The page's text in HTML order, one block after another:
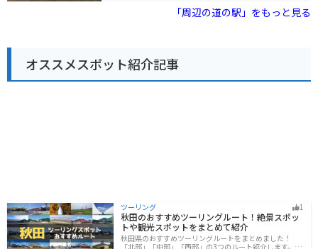
理を楽しむことができます。
痛や筋肉痛、関節痛などに効果があると言われていま
す。 また、露天風呂からは、四季折々の美しい景色を楽
観光スポットも点在しているので、ツーリングの拠点と
してもおすすめです。 道の駅 思川で人気の名産品は、栃
木県産の米粉を使った「思川だんご」です。 その他に
「周辺の道の駅」をもっと見る
オススメスポット紹介記事
ツーリング 1
秋田のおすすめツーリングルート！絶景スポッ
トや観光スポットをまとめて紹介
秋田県のおすすめツーリングルートをまとめました！
「北部」「中部」「西部」の3つのルート紹介します。自